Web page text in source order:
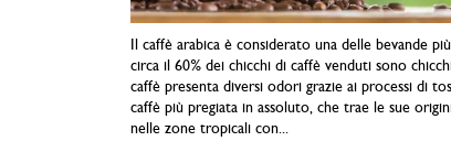
Il caffè arabica è considerato una delle bevande
circa il 60% dei chicchi di caffè venduti sono
caffè presenta diversi odori grazie ai processi di
caffè più pregiata in assoluto, che trae le sue
nelle zone tropicali con...